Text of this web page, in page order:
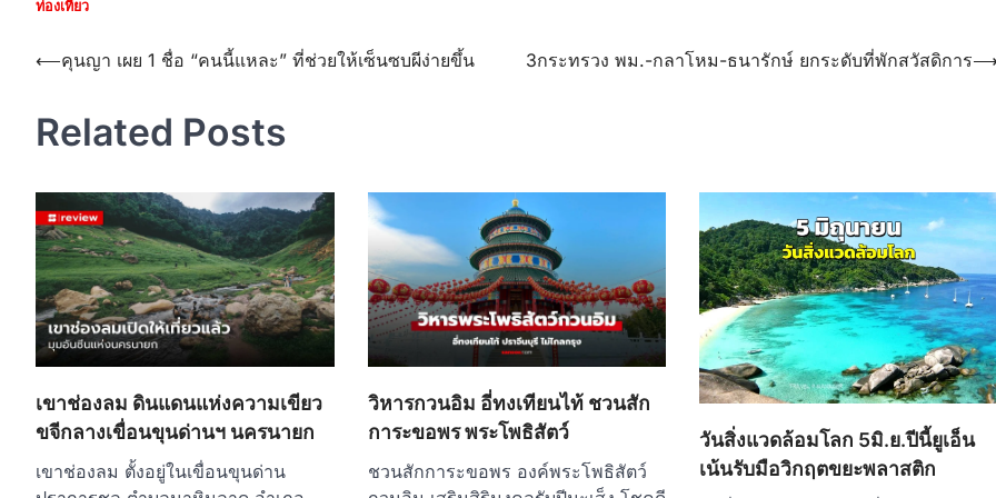
ท่องเที่ยว
Post
⟵คุนญา เผย 1 ชื่อ “คนนี้แหละ” ที่ช่วยให้เซ็นซบผีง่ายขึ้น 3กระทรวง พม.-กลาโหม-ธนารักษ์ ยกระดับที่พักสวัสดิการ
Related Posts
เขาช่องลม ดินแดนแห่งความเขียว
ขจีกลางเขื่อนขุนด่านฯ นครนายก
เขาช่องลม ตั้งอยู่ในเขื่อนขุนด่าน
วิหารกวนอิม อี่ทงเทียนไท้ ชวนสัก
การะขอพร พระโพธิสัตว์
ชวนสักการะขอพร องค์พระโพธิสัตว์
วันสิ่งแวดล้อมโลก 5มิ.ย.ปีนี้ยูเอ็น
เน้นรับมือวิกฤตขยะพลาสติก